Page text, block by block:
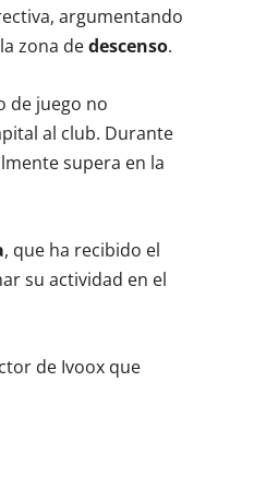
argumentando
zona dedescenso.
de juego no
al club. Durante
supera en la
, que ha recibido el
su actividad en el
de Ivoox que